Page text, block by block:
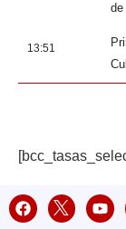
de
13:51